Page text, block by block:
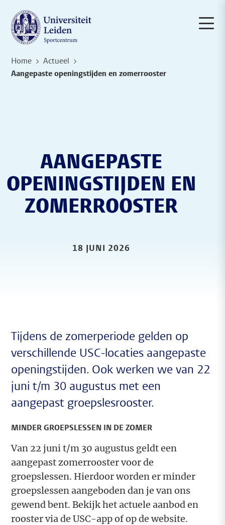
Home
Actueel
Aangepaste openingstijden en zomerrooster
AANGEPASTE
OPENINGSTIJDEN EN
ZOMERROOSTER
18 JUNI 2026
Tijdens de zomerperiode gelden op
verschillende USC-locaties aangepaste
openingstijden. Ook werken we van 22
juni t/m 30 augustus met een
aangepast groepslesrooster.
MINDER GROEPSLESSEN IN DE ZOMER
Van 22 juni t/m 30 augustus geldt een
aangepast zomerrooster voor de
groepslessen. Hierdoor worden er minder
groepslessen aangeboden dan je van ons
gewend bent. Bekijk het actuele aanbod en
rooster via de USC-app of op de website.